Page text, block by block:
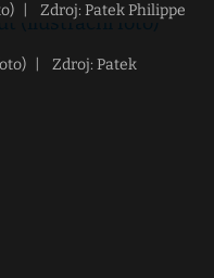
Zdroj: Patek Philippe
Zdroj: Patek